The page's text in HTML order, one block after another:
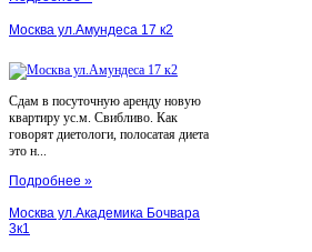
Москва ул.Амундеса 17 к2
Сдам в посуточную аренду новую
квартиру ус.м. Свибливо. Как
говорят диетологи, полосатая диета
это н...
Подробнее »
Москва ул.Академика Бочвара
3к1